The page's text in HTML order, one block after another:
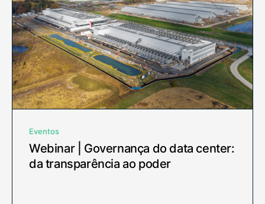
Eventos
Webinar | Governança do data center:
da transparência ao poder